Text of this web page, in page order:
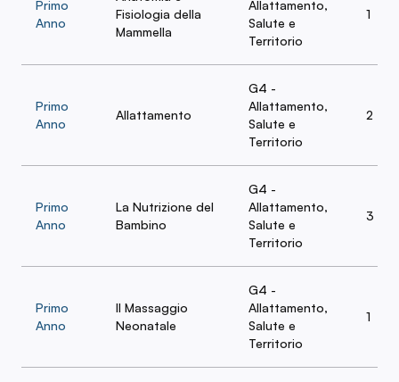
Primo
Anno
Fisiologia della
Mammella
Allattamento,
Salute e
Territorio
1
Primo
Anno
Allattamento
G4 -
Allattamento,
Salute e
Territorio
2
Primo
Anno
La Nutrizione del
Bambino
G4 -
Allattamento,
Salute e
Territorio
3
Primo
Anno
Il Massaggio
Neonatale
G4 -
Allattamento,
Salute e
Territorio
1